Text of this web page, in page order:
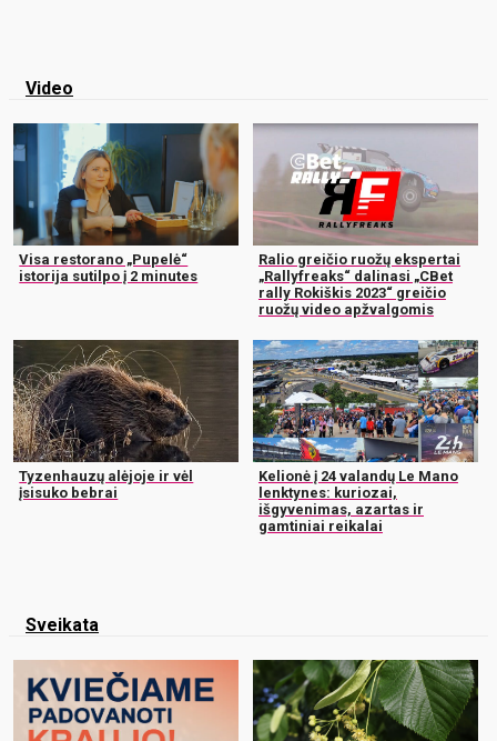
Video
Visa restorano „Pupelė“
istorija sutilpo į 2 minutes
Ralio greičio ruožų ekspertai
„Rallyfreaks“ dalinasi „CBet
rally Rokiškis 2023“ greičio
ruožų video apžvalgomis
Tyzenhauzų alėjoje ir vėl
įsisuko bebrai
Kelionė į 24 valandų Le Mano
lenktynes: kuriozai,
išgyvenimas, azartas ir
gamtiniai reikalai
Sveikata